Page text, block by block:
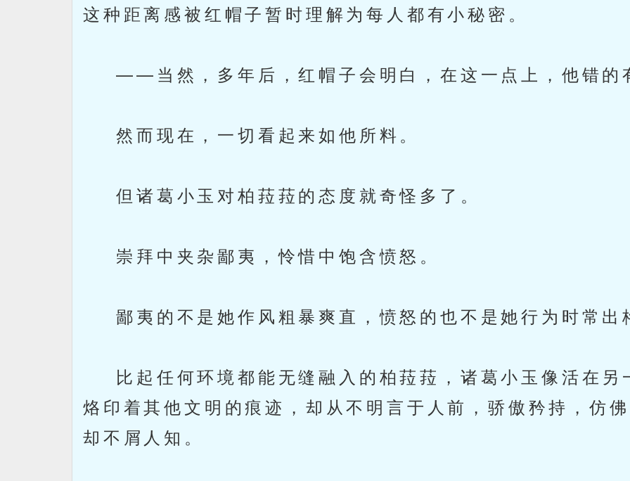
这种距离感被红帽子暂时理解为每人都有小秘密。
——当然，多年后，红帽子会明白，在这一点上，他错的
然而现在，一切看起来如他所料。
但诸葛小玉对柏菈菈的态度就奇怪多了。
崇拜中夹杂鄙夷，怜惜中饱含愤怒。
鄙夷的不是她作风粗暴爽直，愤怒的也不是她行为时常出
比起任何环境都能无缝融入的柏菈菈，诸葛小玉像活在另
烙印着其他文明的痕迹，却从不明言于人前，骄傲矜持，仿
却不屑人知。